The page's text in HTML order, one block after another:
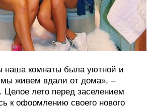
наша комнаты была уютной и
живем вдали от дома», –
Целое лето перед заселением
к оформлению своего нового